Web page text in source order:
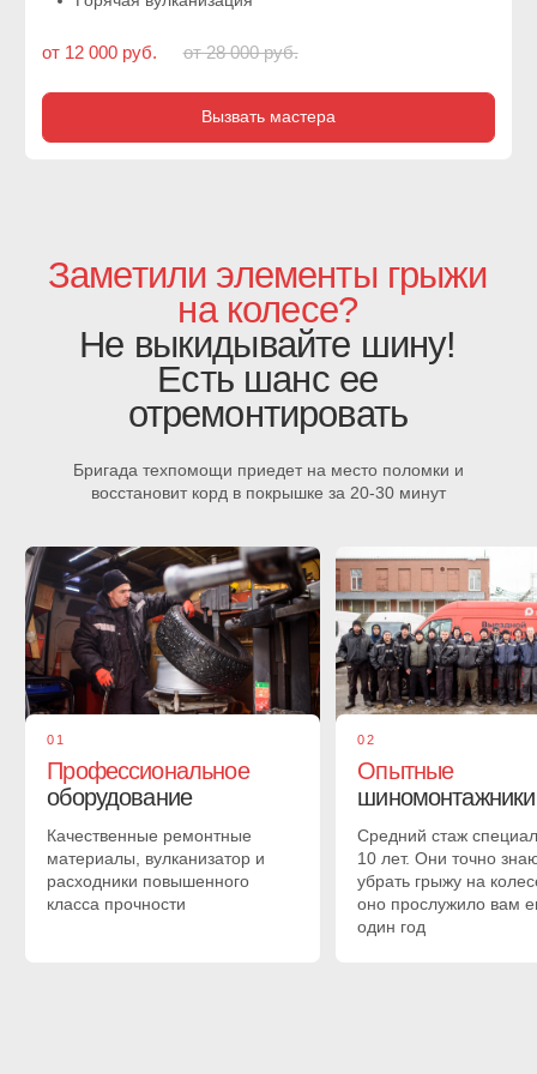
Специалист проведет диагностику, установит причину
появления шишки, проверит наличие скрытых
повреждений и назовет точную стоимость ремонта
02
Вскрытие грыжии подбор материала
Механик проведет осмотр, чтобы понять есть ли разрыв
корда шины. Зачистит и разметит область прокола.
Затем подбирается заплатка на резину по таблице